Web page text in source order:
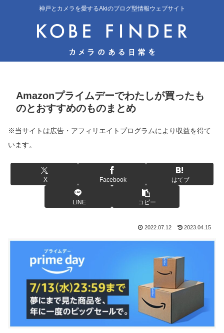
神戸とカメラを愛するAkiのブログ型情報ウェブサイト
Amazonプライムデーでわたしが買ったも
のとおすすめのものまとめ
※当サイトは広告・アフィリエイトプログラムにより収益を得て
います。
X Facebook はてブ
LINE コピー
2022.07.12 2023.04.15